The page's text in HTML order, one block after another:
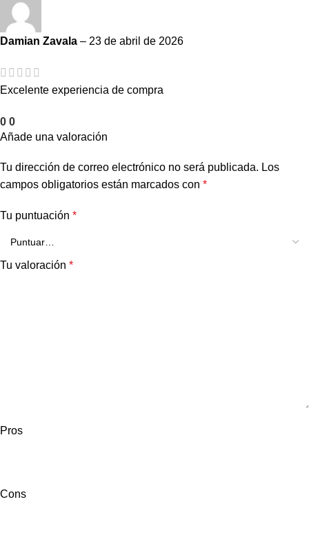
Damian Zavala – 23 de abril de 2026
Excelente experiencia de compra
0 0
Añade una valoración
Tu dirección de correo electrónico no será publicada. Los
campos obligatorios están marcados con *
Tu puntuación *
Tu valoración *
Pros
Cons